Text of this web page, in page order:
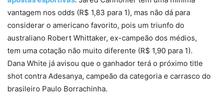
vantagem nos odds (R$ 1,83 para 1), mas não dá para
considerar o americano favorito, pois um triunfo do
australiano Robert Whittaker, ex-campeão dos médios,
tem uma cotação não muito diferente (R$ 1,90 para 1).
Dana White já avisou que o ganhador terá o próximo title
shot contra Adesanya, campeão da categoria e carrasco do
brasileiro Paulo Borrachinha.